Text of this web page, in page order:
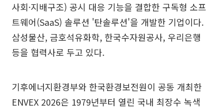
사회·지배구조) 공시 대응 기능을 결합한 구독형 소프
트웨어(SaaS) 솔루션 '탄솔루션'을 개발한 기업이다.
삼성물산, 금호석유화학, 한국수자원공사, 우리은행
등을 협력사로 두고 있다.
기후에너지환경부와 한국환경보전원이 공동 개최한
ENVEX 2026은 1979년부터 열린 국내 최장수 녹색